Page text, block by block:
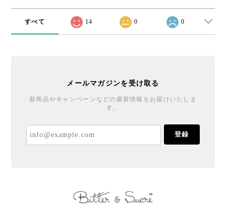
すべて 14 0 0
メールマガジンを受け取る
新商品やキャンペーンなどの最新情報をお届けいたしま
す。
登録